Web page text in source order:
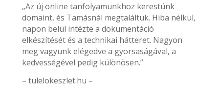
„Az új online tanfolyamunkhoz kerestünk
domaint, és Tamásnál megtaláltuk. Hiba nélkül,
napon belül intézte a dokumentáció
elkészítését és a technikai hátteret. Nagyon
meg vagyunk elégedve a gyorsaságával, a
kedvességével pedig különösen.”
– tulelokeszlet.hu –